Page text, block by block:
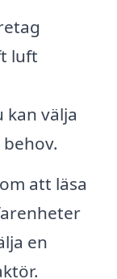
luft
kan välja
att läsa
en